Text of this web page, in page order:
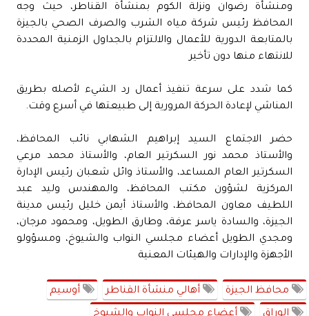
ومنشأة رضوان ونزلة الكوم بمنشأة القناطر، حيث وجه
المحافظ رئيس شركة مياه الشرب والصرف الصحي بالجيزة
بالمتابعة الدورية للأعمال والالتزام بالجداول الزمنية المحددة
للانتهاء منها دون تأخير
كما شدد على سرعة تنفيذ أعمال رد الشيء لأصله بطريق
المناشي لإعادة الحركة المرورية إلى طبيعتها في أسرع وقت.
حضر الاجتماع السيد إبراهيم الشهابي نائب المحافظ،
والأستاذ محمد نور السكرتير العام، والأستاذ محمد مرعي
السكرتير العام المساعد، والأستاذ وائل شعبان رئيس الإدارة
المركزية لشؤون مكتب المحافظ، والمهندس وليد عبد
اللطيف معاون المحافظ، والأستاذ أيمن خليل رئيس مدينة
الجيزة، والسادة ياسر عرفة، وطارق الطويل، ومحمود مرجان،
ومجدي الطويل أعضاء مجلسي النواب والشيوخ، ومسؤولو
الأجهزة والإدارات والهيئات المعنية
محافظ الجيزة أهالي منشأة القناطر أوسيم
الوراق أعضاء مجلسي النواب والشيوخ